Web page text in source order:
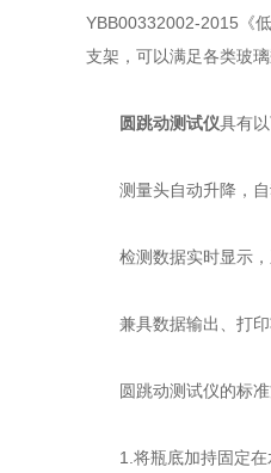
YBB00332002-2015《
支架，可以满足各类玻
圆跳动测试仪具有以
测量头自动升降，自
检测数据实时显示，
兼具数据输出、打印
圆跳动测试仪的标准
1.将瓶底加持固定在水